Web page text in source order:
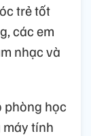
trẻ tốt
các em
nhạc và
phòng học
máy tính